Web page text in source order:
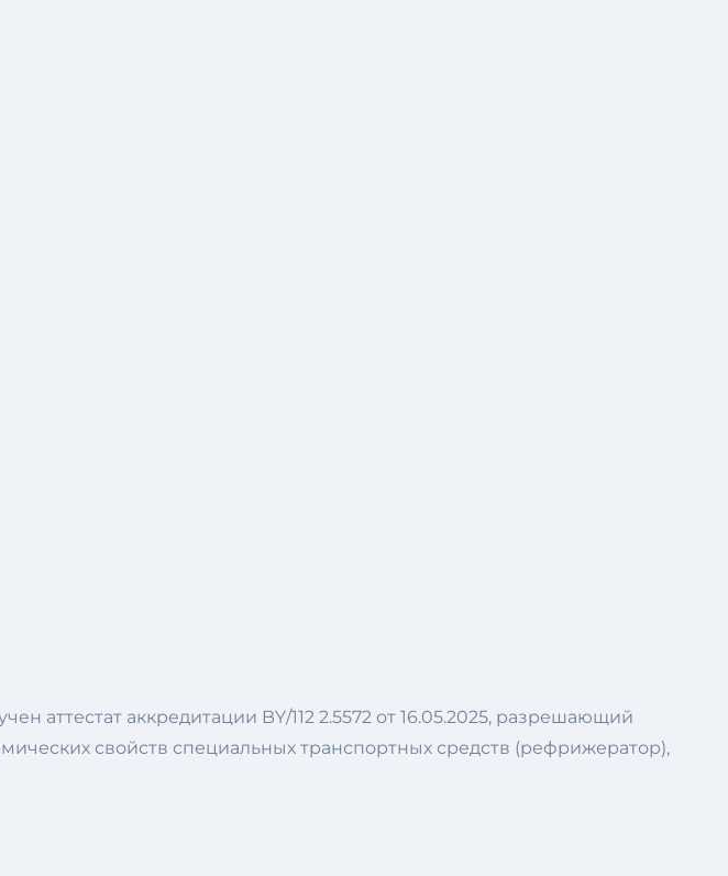
аттестат аккредитации BY/112 2.5572 от 16.05.2025, разрешающий
свойств специальных транспортных средств (рефрижератор),